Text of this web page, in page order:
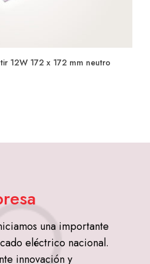
12W 172 x 172 mm neutro
una importante
eléctrico nacional.
innovación y